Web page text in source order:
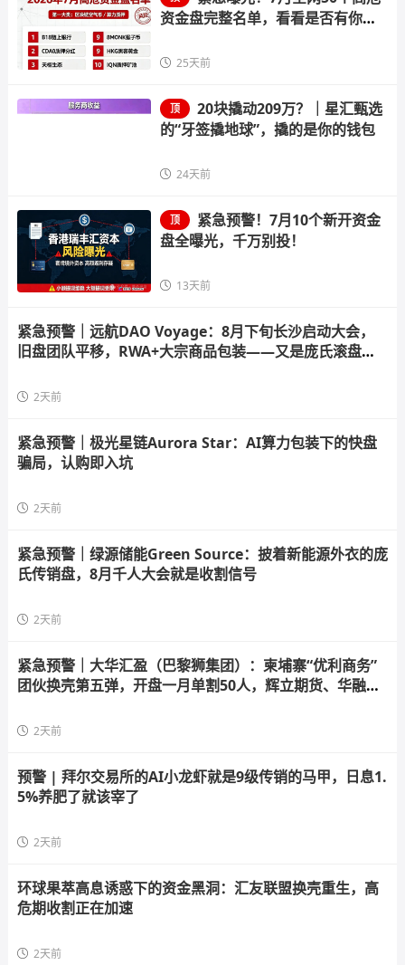
资金盘完整名单，看看是否有你正
25天前
顶
20块撬动209万？｜星汇甄选
的“牙签撬地球”，撬的是你的钱包
24天前
顶
紧急预警！7月10个新开资金
盘全曝光，千万别投！
13天前
紧急预警｜远航DAO Voyage：8月下旬长沙启动大会，
旧盘团队平移，RWA+大宗商品包装——又是庞氏滚盘的
2天前
紧急预警｜极光星链Aurora Star：AI算力包装下的快盘
骗局，认购即入坑
2天前
紧急预警｜绿源储能Green Source：披着新能源外衣的庞
氏传销盘，8月千人大会就是收割信号
2天前
紧急预警｜大华汇盈（巴黎狮集团）：柬埔寨“优利商务”
团伙换壳第五弹，开盘一月单割50人，辉立期货、华融共
2天前
预警 | 拜尔交易所的AI小龙虾就是9级传销的马甲，日息1.
5%养肥了就该宰了
2天前
环球果萃高息诱惑下的资金黑洞：汇友联盟换壳重生，高
危期收割正在加速
2天前